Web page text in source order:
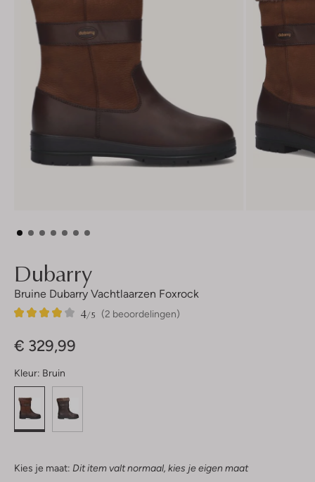
Dubarry
Bruine Dubarry Vachtlaarzen Foxrock
(2 beoordelingen)
4/5
2
4
€ 329,99
Kleur: Bruin
Kies je maat: Dit item valt normaal, kies je eigen maat